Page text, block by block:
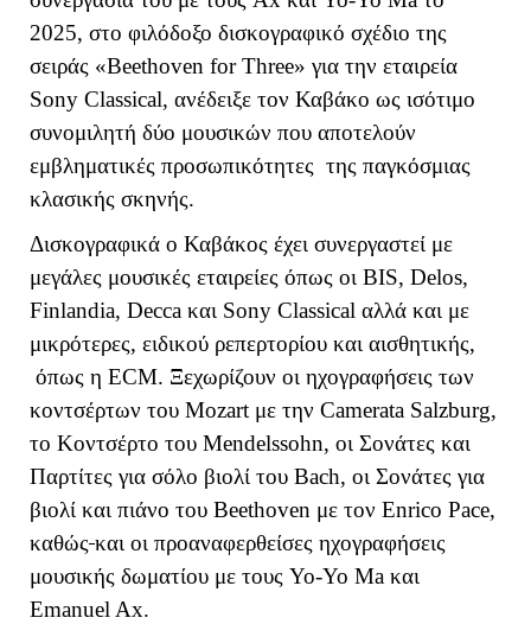
2025, στο φιλόδοξο δισκογραφικό σχέδιο της
σειράς «Beethoven for Three» για την εταιρεία
Sony Classical, ανέδειξε τον Καβάκο ως ισότιμο
συνομιλητή δύο μουσικών που αποτελούν
εμβληματικές προσωπικότητες της παγκόσμιας
κλασικής σκηνής.
Δισκογραφικά ο Καβάκος έχει συνεργαστεί με
μεγάλες μουσικές εταιρείες όπως οι BIS, Delos,
Finlandia, Decca και Sony Classical αλλά και με
μικρότερες, ειδικού ρεπερτορίου και αισθητικής,
όπως η ECM. Ξεχωρίζουν οι ηχογραφήσεις των
κοντσέρτων του Mozart με την Camerata Salzburg,
το Κοντσέρτο του Mendelssohn, οι Σονάτες και
Παρτίτες για σόλο βιολί του Bach, οι Σονάτες για
βιολί και πιάνο του Beethoven με τον Enrico Pace,
καθώς και οι προαναφερθείσες ηχογραφήσεις
μουσικής δωματίου με τους Yo-Yo Ma και
Emanuel Ax.